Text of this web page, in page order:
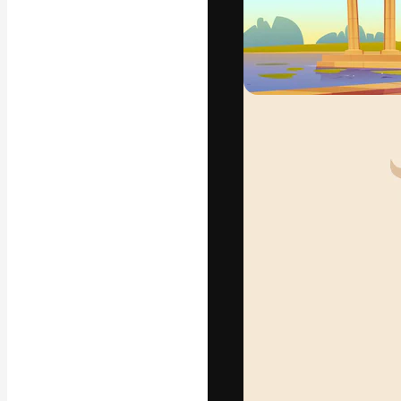
La
migliori lavori.
creativi,
Italiano